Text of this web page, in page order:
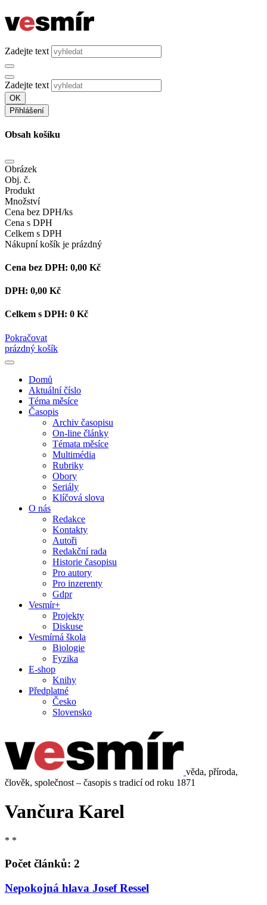
Zadejte text
Zadejte text
OK
Přihlášení
Obsah košíku
Obrázek
Obj. č.
Produkt
Množství
Cena bez DPH/ks
Cena s DPH
Celkem s DPH
Nákupní košík je prázdný
Cena bez DPH: 0,00 Kč
DPH: 0,00 Kč
Celkem s DPH: 0 Kč
Pokračovat
prázdný košík
Domů
Aktuální číslo
Téma měsíce
Časopis
Archiv časopisu
On-line články
Témata měsíce
Multimédia
Rubriky
Obory
Seriály
Klíčová slova
O nás
Redakce
Kontakty
Autoři
Redakční rada
Historie časopisu
Pro autory
Pro inzerenty
Gdpr
Vesmír+
Projekty
Diskuse
Vesmírná škola
Biologie
Fyzika
E-shop
Knihy
Předplatné
Česko
Slovensko
věda, příroda,
člověk, společnost – časopis s tradicí od roku 1871
Vančura Karel
* *
Počet článků: 2
Nepokojná hlava Josef Ressel